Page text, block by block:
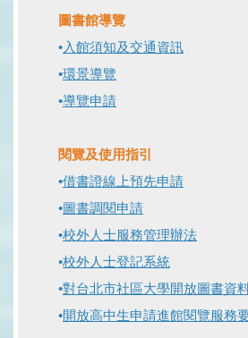
圖書館導覽
•入館須知及交通資訊
•環景導覽
•導覽申請
閱覽及使用指引
•借書證線上預先申請
•圖書調閱申請
•校外人士服務管理辦法
•校外人士登記系統
•對台北市社區大學開放圖書資
•開放高中生申請進館閱覽服務